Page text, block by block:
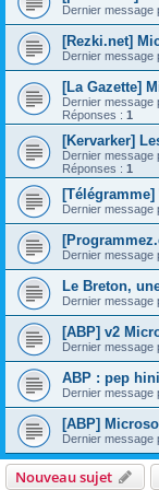
Dernier message
[Rezki.net]
Dernier message
[La Gazette]
Dernier message
Réponses : 1
[Kervarker]
Dernier message
Réponses : 1
Dernier message
Dernier message
Le Breton,
Dernier message
[ABP] v2
Dernier message
ABP : pep
Dernier message
[ABP]
Dernier message
Nouveau sujet